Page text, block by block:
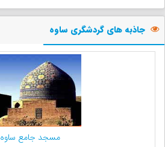
جاذبه های گردشگری ساوه
مسجد جامع ساوه